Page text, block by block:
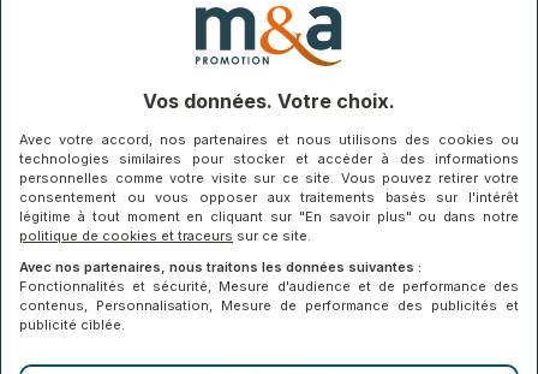
Offrent des perspectives uniques sur la
Créent une continuité entre les différents
Vos données. Votre choix.
Avec votre accord, nos partenaires et nous utilisons des cookies ou
technologies similaires pour stocker et accéder à des informations
personnelles comme votre visite sur ce site. Vous pouvez retirer votre
consentement ou vous opposer aux traitements basés sur l'intérêt
légitime à tout moment en cliquant sur "En savoir plus" ou dans notre
politique de cookies et traceurs sur ce site.
Avec nos partenaires, nous traitons les données suivantes :
Fonctionnalités et sécurité, Mesure d'audience et de performance des
contenus, Personnalisation, Mesure de performance des publicités et
publicité ciblée.